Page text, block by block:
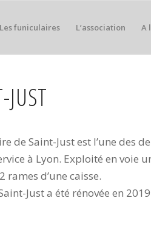
Les funiculaires L’association A
JUST
de Saint-Just est l’une des
à Lyon. Exploité en voie
rames d’une caisse.
Just a été rénovée en